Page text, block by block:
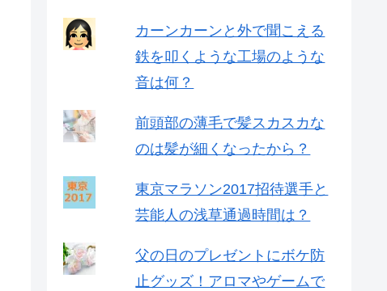
カーンカーンと外で聞こえる
鉄を叩くような工場のような
音は何？
前頭部の薄毛で髪スカスカな
のは髪が細くなったから？
東京マラソン2017招待選手と
芸能人の浅草通過時間は？
父の日のプレゼントにボケ防
止グッズ！アロマやゲームで